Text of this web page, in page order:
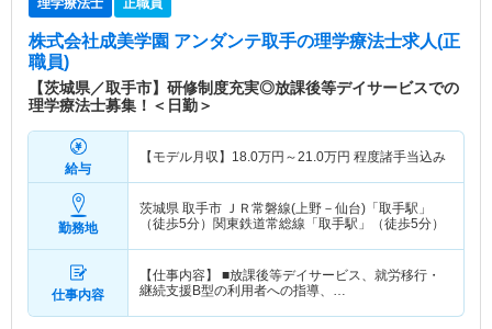
株式会社成美学園 アンダンテ取手の理学療法士求人(正
職員)
【茨城県／取手市】研修制度充実◎放課後等デイサービスでの
理学療法士募集！＜日勤＞
給与
【モデル月収】 18.0万円～21.0万円 程度諸手当込み
勤務地
茨城県 取手市
ＪＲ常磐線(上野－仙台)「取手駅」
（徒歩5分）関東鉄道常総線「取手駅」（徒歩5分）
仕事内容
【仕事内容】 ■放課後等デイサービス、就労移行・
継続支援B型の利用者への指導、…